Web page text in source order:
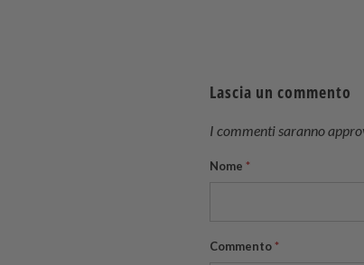
Lascia un commento
I commenti saranno
Nome *
Commento *